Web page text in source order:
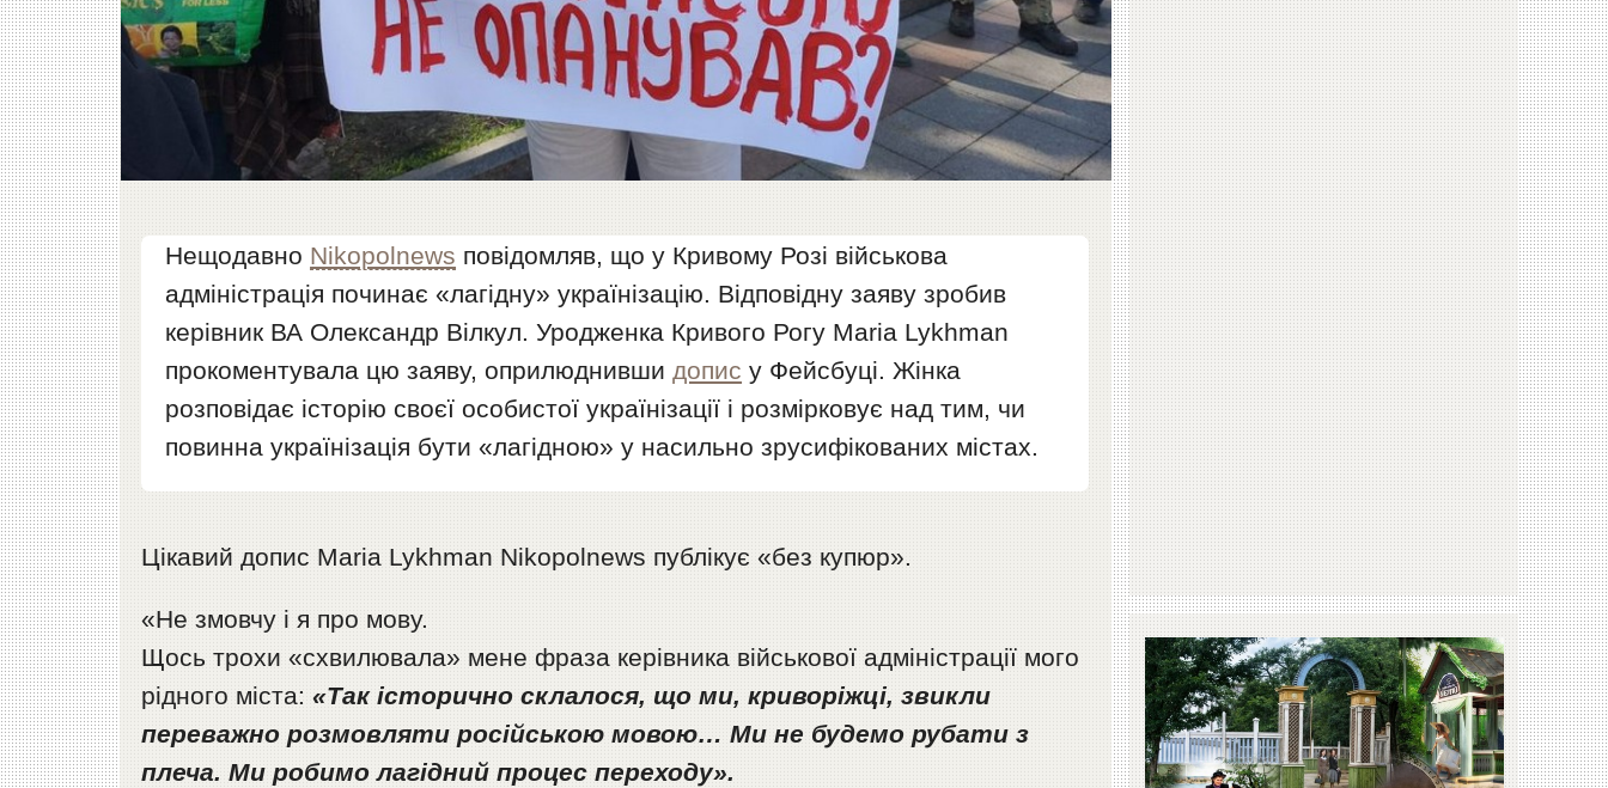
Нещодавно Nikopolnews повідомляв, що у Кривому Розі військова
адміністрація починає «лагідну» українізацію. Відповідну заяву зробив
керівник ВА Олександр Вілкул. Уродженка Кривого Рогу Maria Lykhman
прокоментувала цю заяву, оприлюднившидопис у Фейсбуці. Жінка
розповідає історію своєї особистої українізації і розмірковує над тим, чи
повинна українізація бути «лагідною» у насильно зрусифікованих містах.
Цікавий допис Maria Lykhman Nikopolnews публікує «без купюр».
«Не змовчу і я про мову.
Щось трохи «схвилювала» мене фраза керівника військової адміністрації мого
рідного міста:«Так історично склалося, що ми, криворіжці, звикли
переважно розмовляти російською мовою… Ми не будемо рубати з
плеча. Ми робимо лагідний процес переходу».